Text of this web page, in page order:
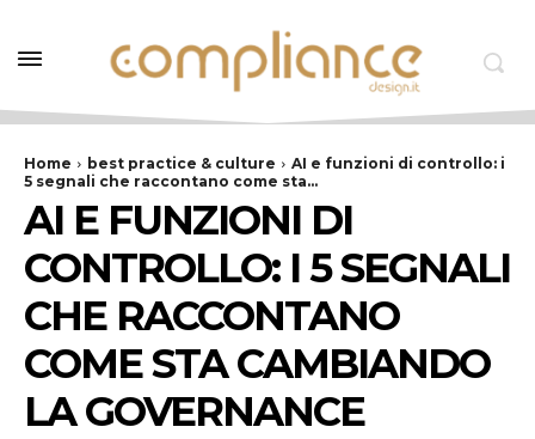
Home best practice & culture
AI e funzioni di controllo: i
5 segnali che raccontano come sta...
AI E FUNZIONI DI
CONTROLLO: I 5 SEGNALI
CHE RACCONTANO
COME STA CAMBIANDO
LA GOVERNANCE